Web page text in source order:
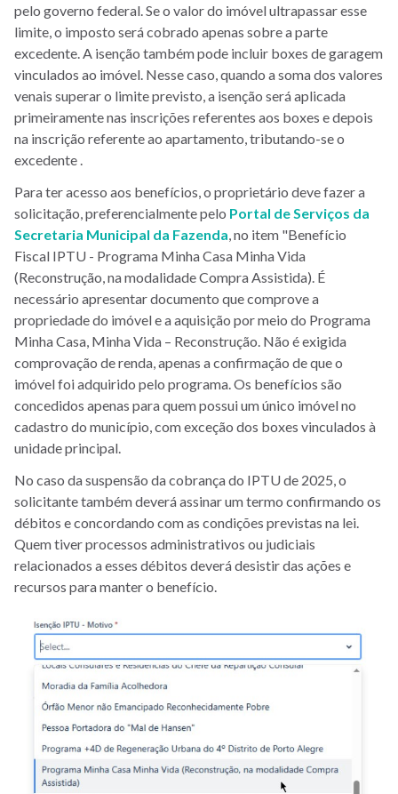
pelo governo federal. Se o valor do imóvel ultrapassar esse
limite, o imposto será cobrado apenas sobre a parte
excedente. A isenção também pode incluir boxes de garagem
vinculados ao imóvel. Nesse caso, quando a soma dos valores
venais superar o limite previsto, a isenção será aplicada
primeiramente nas inscrições referentes aos boxes e depois
na inscrição referente ao apartamento, tributando-se o
excedente .
Para ter acesso aos benefícios, o proprietário deve fazer a
solicitação, preferencialmente pelo Portal de Serviços da
Secretaria Municipal da Fazenda , no item "Benefício
Fiscal IPTU - Programa Minha Casa Minha Vida
(Reconstrução, na modalidade Compra Assistida). É
necessário apresentar documento que comprove a
propriedade do imóvel e a aquisição por meio do Programa
Minha Casa, Minha Vida – Reconstrução. Não é exigida
comprovação de renda, apenas a confirmação de que o
imóvel foi adquirido pelo programa. Os benefícios são
concedidos apenas para quem possui um único imóvel no
cadastro do município, com exceção dos boxes vinculados à
unidade principal.
No caso da suspensão da cobrança do IPTU de 2025, o
solicitante também deverá assinar um termo confirmando os
débitos e concordando com as condições previstas na lei.
Quem tiver processos administrativos ou judiciais
relacionados a esses débitos deverá desistir das ações e
recursos para manter o benefício.